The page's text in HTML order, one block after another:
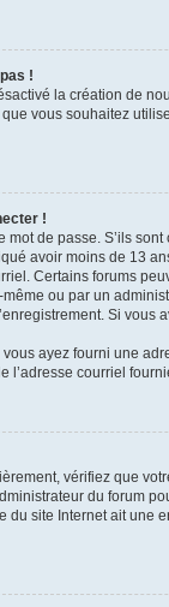
!
la création de
vous souhaitez
!
de passe. S’ils
avoir moins de 13
Certains forums
ou par un
Si vous
ayez fourni une
l’adresse courriel
vérifiez que
du forum
site Internet ait une